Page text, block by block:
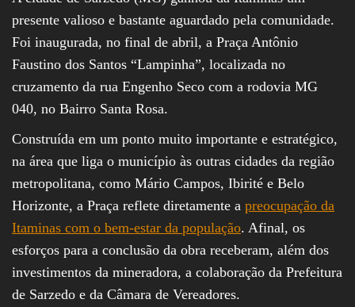
presente valioso e bastante aguardado pela comunidade.
Foi inaugurada, no final de abril, a Praça Antônio
Faustino dos Santos “Lampinha”, localizada no
cruzamento da rua Engenho Seco com a rodovia MG
040, no Bairro Santa Rosa.
Construída em um ponto muito importante e estratégico,
na área que liga o município às outras cidades da região
metropolitana, como Mário Campos, Ibirité e Belo
Horizonte, a Praça reflete diretamente a preocupação da
Itaminas com o bem-estar da população. Afinal, os
esforços para a conclusão da obra receberam, além dos
investimentos da mineradora, a colaboração da Prefeitura
de Sarzedo e da Câmara de Vereadores.